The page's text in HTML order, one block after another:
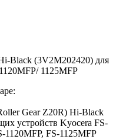
Black (3V2M202420) для
1125MFP
Gear Z20R) Hi-Black
устройств Kyocera FS-
1120MFP, FS-1125MFP